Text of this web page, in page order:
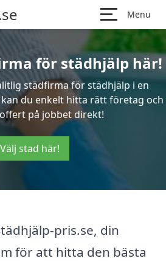
Menu
för städhjälp här!
städfirma för städhjälp i en
du enkelt hitta rätt företag och
på jobbet direkt!
Välj stad här!
pris.se, din
för att hitta den bästa